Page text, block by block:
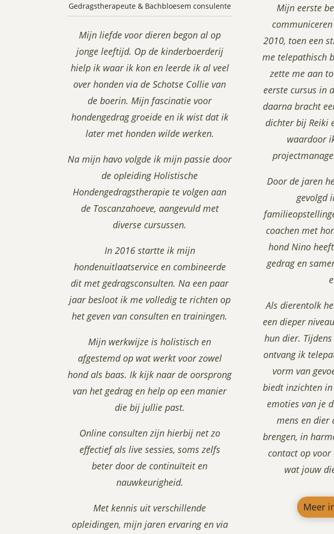
Gedragstherapeute & Bachbloesem consulente
Mijn liefde voor dieren begon al op
jonge leeftijd. Op de kinderboerderij
hielp ik waar ik kon en leerde ik al veel
over honden via de Schotse Collie van
de boerin. Mijn fascinatie voor
hondengedrag groeide en ik wist dat ik
later met honden wilde werken.
Na mijn havo volgde ik mijn passie door
de opleiding Holistische
Hondengedragstherapie te volgen aan
de Toscanzahoeve, aangevuld met
diverse cursussen.
In 2016 startte ik mijn
hondenuitlaatservice en combineerde
dit met gedragsconsulten. Na een paar
jaar besloot ik me volledig te richten op
het geven van consulten en trainingen.
Mijn werkwijze is holistisch en
afgestemd op wat werkt voor zowel
hond als baas. Ik kijk naar de oorsprong
van het gedrag en help op een manier
die bij jullie past.
Online consulten zijn hierbij net zo
effectief als live sessies, soms zelfs
beter door de continuïteit en
nauwkeurigheid.
Met kennis uit verschillende
opleidingen, mijn jaren ervaring en via
Mijn eerste
2010, toen een
me telepathisch
zette me aan
eerste cursus in
daarna bracht
dichter bij Reiki
waardoor
Door de jaren
gevolgd
coachen met
hond Nino
gedrag en
Als dierentolk
een dieper
hun dier.
ontvang ik
vorm van
biedt inzichten in
emoties van je
mens en dier
brengen, in
contact op
wat jouw
Meer